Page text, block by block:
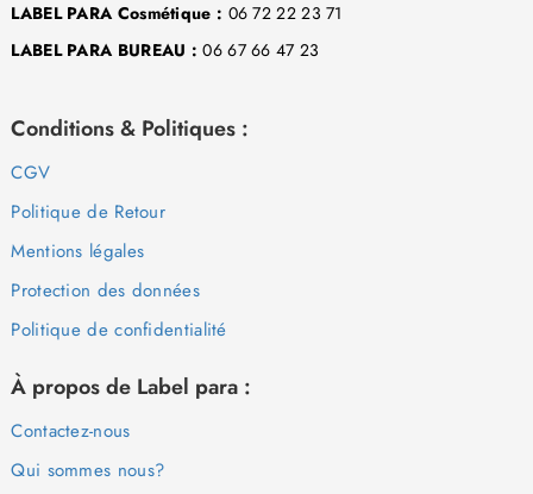
LABEL PARA Cosmétique : 06 72 22 23 71
LABEL PARA BUREAU : 06 67 66 47 23
Conditions & Politiques :
CGV
Politique de Retour
Mentions légales
Protection des données
Politique de confidentialité
À propos de Label para :
Contactez-nous
Qui sommes nous?